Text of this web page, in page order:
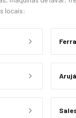
locais:
Arujá